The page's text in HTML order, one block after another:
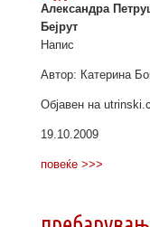
Александра
Бејрут
Напис
Автор: Катерина
Објавен на
19.10.2009
повеќе >>>